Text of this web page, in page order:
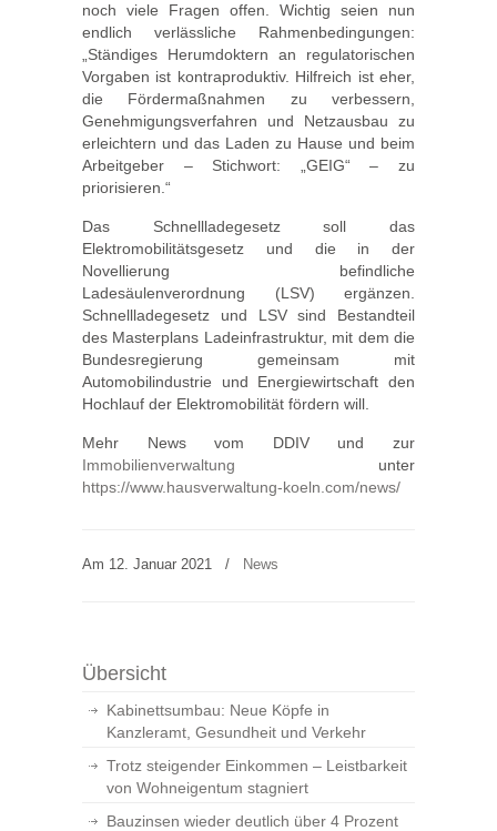
noch viele Fragen offen. Wichtig seien nun
endlich verlässliche Rahmenbedingungen:
„Ständiges Herumdoktern an regulatorischen
Vorgaben ist kontraproduktiv. Hilfreich ist eher,
die Fördermaßnahmen zu verbessern,
Genehmigungsverfahren und Netzausbau zu
erleichtern und das Laden zu Hause und beim
Arbeitgeber – Stichwort: „GEIG“ – zu
priorisieren.“
Das Schnellladegesetz soll das
Elektromobilitätsgesetz und die in der
Novellierung befindliche
Ladesäulenverordnung (LSV) ergänzen.
Schnellladegesetz und LSV sind Bestandteil
des Masterplans Ladeinfrastruktur, mit dem die
Bundesregierung gemeinsam mit
Automobilindustrie und Energiewirtschaft den
Hochlauf der Elektromobilität fördern will.
Mehr News vom DDIV und zur
Immobilienverwaltung unter
https://www.hausverwaltung-koeln.com/news/
Am 12. Januar 2021 / News
Übersicht
Kabinettsumbau: Neue Köpfe in
Kanzleramt, Gesundheit und Verkehr
Trotz steigender Einkommen – Leistbarkeit
von Wohneigentum stagniert
Bauzinsen wieder deutlich über 4 Prozent